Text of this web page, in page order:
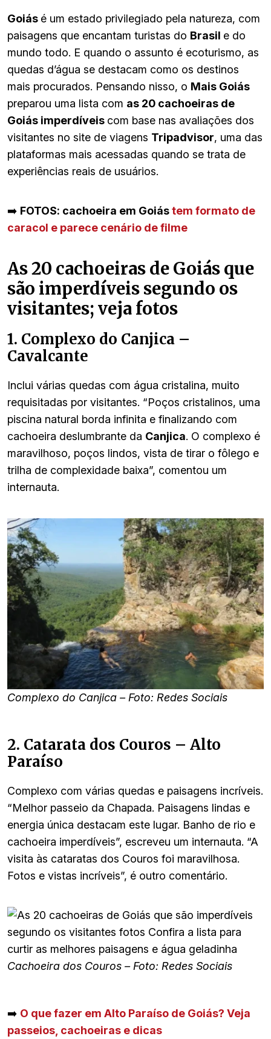
Goiás é um estado privilegiado pela natureza, com
paisagens que encantam turistas do Brasil e do
mundo todo. E quando o assunto é ecoturismo, as
quedas d’água se destacam como os destinos
mais procurados. Pensando nisso, o Mais Goiás
preparou uma lista com as 20 cachoeiras de
Goiás imperdíveis com base nas avaliações dos
visitantes no site de viagens Tripadvisor, uma das
plataformas mais acessadas quando se trata de
experiências reais de usuários.
➡️ FOTOS: cachoeira em Goiástem formato de
caracol e parece cenário de filme
As 20 cachoeiras de Goiás que
são imperdíveis segundo os
visitantes; veja fotos
1. Complexo do Canjica –
Cavalcante
Inclui várias quedas com água cristalina, muito
requisitadas por visitantes. “Poços cristalinos, uma
piscina natural borda infinita e finalizando com
cachoeira deslumbrante da Canjica. O complexo é
maravilhoso, poços lindos, vista de tirar o fôlego e
trilha de complexidade baixa”, comentou um
internauta.
Complexo do Canjica – Foto: Redes Sociais
2. Catarata dos Couros – Alto
Paraíso
Complexo com várias quedas e paisagens incríveis.
“Melhor passeio da Chapada. Paisagens lindas e
energia única destacam este lugar. Banho de rio e
cachoeira imperdíveis”, escreveu um internauta. “A
visita às cataratas dos Couros foi maravilhosa.
Fotos e vistas incríveis”, é outro comentário.
Cachoeira dos Couros – Foto: Redes Sociais
➡️ O que fazer em Alto Paraíso de Goiás? Veja
passeios, cachoeiras e dicas